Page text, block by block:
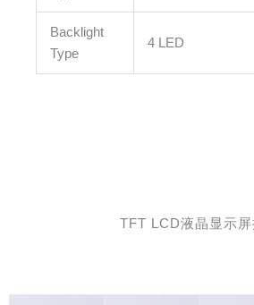
Backlight
Type
4 LED
TFT LCD液晶显示屏